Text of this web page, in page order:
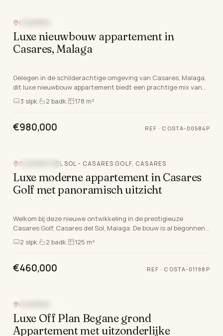
CASARES
Luxe nieuwbouw appartement in
Casares, Malaga
Gelegen in de schilderachtige omgeving van Casares, Malaga,
dit luxe nieuwbouw appartement biedt een prachtige mix van
moderne leven en serene kust schoonheid.…
3 slpk. 2 badk. 178 m²
€980,000 REF · COSTA-00584P
CASARES DEL SOL - CASARES GOLF, CASARES
Luxe moderne appartement in Casares
Golf met panoramisch uitzicht
Welkom bij deze nieuwe ontwikkeling in de prestigieuze
Casares Golf, Casares del Sol, Malaga. De bouw is al begonnen
en zal eind 2026 worden geleverd. Dit proj…
2 slpk. 2 badk. 125 m²
€460,000 REF · COSTA-01198P
CASARES
Luxe Off Plan Begane grond
Appartement met uitzonderlijke